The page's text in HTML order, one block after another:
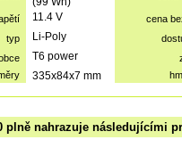
11.4 V
cena
typ
Li-Poly
T6 power
335x84x7 mm
plně nahrazuje následujícími